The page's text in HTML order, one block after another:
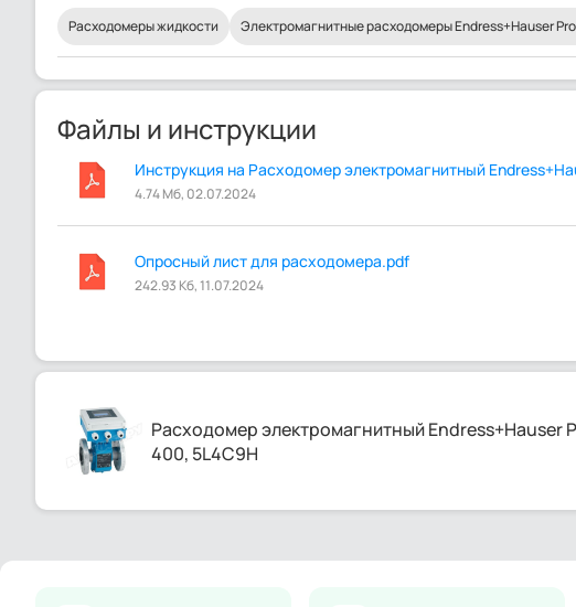
Расходомеры жидкости Электромагнитные расходомеры Endress+Hauser
Файлы и инструкции
Инструкция на Расходомер электромагнитный
4.74 Мб, 02.07.2024
Опросный лист для расходомера.pdf
242.93 Кб, 11.07.2024
Расходомер электромагнитный Endress+Hauser
400, 5L4C9H